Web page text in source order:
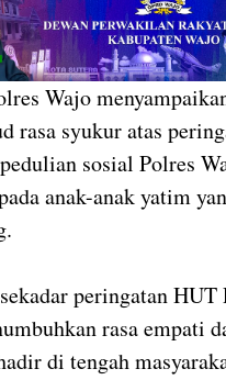
Wajo
rasa syukur atas
sosial Polres
anak-anak yatim
peringatan
rasa empati
di tengah